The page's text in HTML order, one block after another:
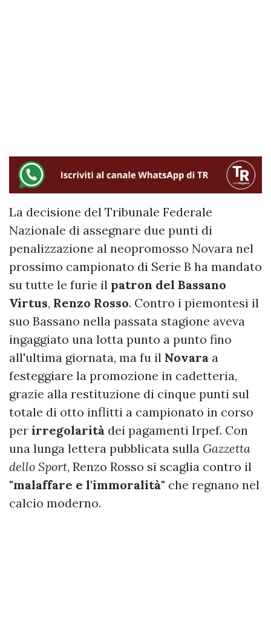
La decisione del Tribunale Federale
Nazionale di assegnare due punti di
penalizzazione al neopromosso Novara nel
prossimo campionato di Serie B ha mandato
su tutte le furie il patron del Bassano
Virtus, Renzo Rosso. Contro i piemontesi il
suo Bassano nella passata stagione aveva
ingaggiato una lotta punto a punto fino
all'ultima giornata, ma fu il Novara a
festeggiare la promozione in cadetteria,
grazie alla restituzione di cinque punti sul
totale di otto inflitti a campionato in corso
per irregolarità dei pagamenti Irpef. Con
una lunga lettera pubblicata sulla Gazzetta
dello Sport, Renzo Rosso si scaglia contro il
"malaffare e l'immoralità" che regnano nel
calcio moderno.